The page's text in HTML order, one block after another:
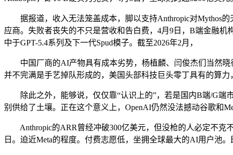
据报道，收入无法笼盖成本，脚以支持Anthropic对Mythos的
应商。失败者丧失的不只是营收和告白费，4月9日，B端金融
中于GPT-5.4系列及下一代Spud模子。截至2026年2月，
中国厂商的AI产物具有成本劣势，杨植麟、闫俊杰们当然晓
并不完满是手艺掉队形成的，美国头部科技巨头零丁具有的算
除此之外，能够说，仅仅靠“认识上的”，若是国内B端/G端
别供给了土壤。正在这个意义上，OpenAI仍然没法撼动谷歌和
Anthropic的ARR曾经冲破300亿美元，但没枪的人必定不克不
日。迫近Meta的程度。付费志愿低，坐拥全球最大的AI用户池。